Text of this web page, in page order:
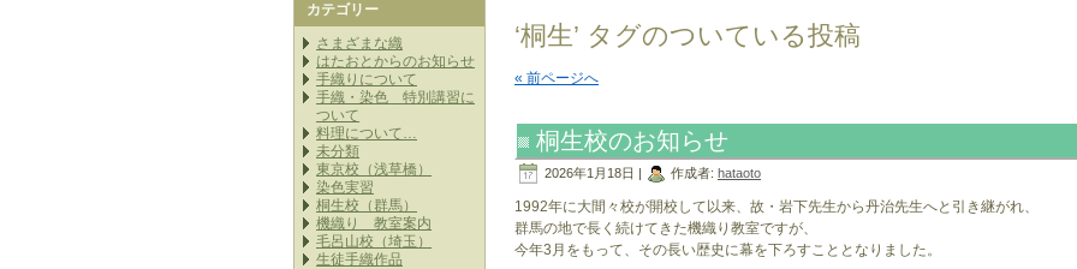
カテゴリー
さまざまな織
はたおとからのお知らせ
手織りについて
手織・染色 特別講習に
ついて
料理について…
未分類
東京校（浅草橋）
染色実習
桐生校（群馬）
機織り 教室案内
毛呂山校（埼玉）
生徒手織作品
‘桐生’ タグのついている投稿
« 前ページへ
桐生校のお知らせ
2026年1月18日 | 作成者: hataoto
1992年に大間々校が開校して以来、故・岩下先生から丹治先生へと引き継がれ、
群馬の地で長く続けてきた機織り教室ですが、
今年3月をもって、その長い歴史に幕を下ろすこととなりました。